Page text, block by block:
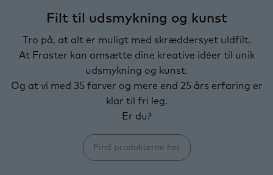
Filt til udsmykning og kunst
Tro på, at alt er muligt med skræddersyet uldfilt.
At Fraster kan omsætte dine kreative idéer til unik
udsmykning og kunst.
Og at vi med 35 farver og mere end 25 års erfaring er
klar til fri leg.
Er du?
Find produkterne her